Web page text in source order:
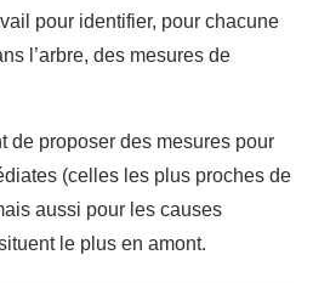
pour identifier, pour chacune
l’arbre, des mesures de
de proposer des mesures pour
(celles les plus proches de
aussi pour les causes
le plus en amont.